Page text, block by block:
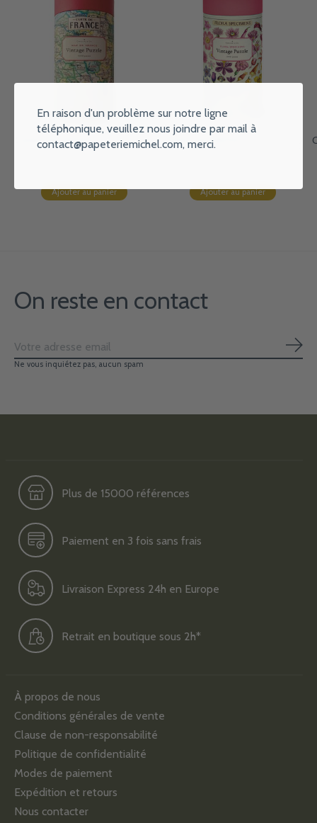
CAVALLINI PAPERS Puzzle 1000
Pièces Plan De La France. 55 X
Ajouter au panier
CAVALLINI PAPERS Puzzle 1000
Pièces - Fleurs Arc En Ciel. 55 X
Ajouter au panier
On reste en contact
Ne vous inquiétez pas, aucun spam
Plus de 15000 références
Paiement en 3 fois sans frais
Livraison Express 24h en Europe
Retrait en boutique sous 2h*
À propos de nous
Conditions générales de vente
Clause de non-responsabilité
Politique de confidentialité
Modes de paiement
Expédition et retours
Nous contacter
En raison d'un problème sur notre ligne
téléphonique, veuillez nous joindre par mail à
contact@papeteriemichel.com, merci.